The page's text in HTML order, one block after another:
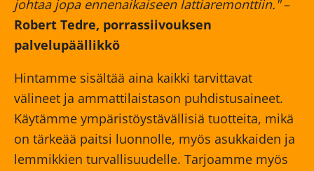
johtaa jopa ennenaikaiseen lattiaremonttiin."–
Robert Tedre, porrassiivouksen
palvelupäällikkö
Hintamme sisältää aina kaikki tarvittavat
välineet ja ammattilaistason puhdistusaineet.
Käytämme ympäristöystävällisiä tuotteita, mikä
on tärkeää paitsi luonnolle, myös asukkaiden ja
lemmikkien turvallisuudelle. Tarjoamme myös